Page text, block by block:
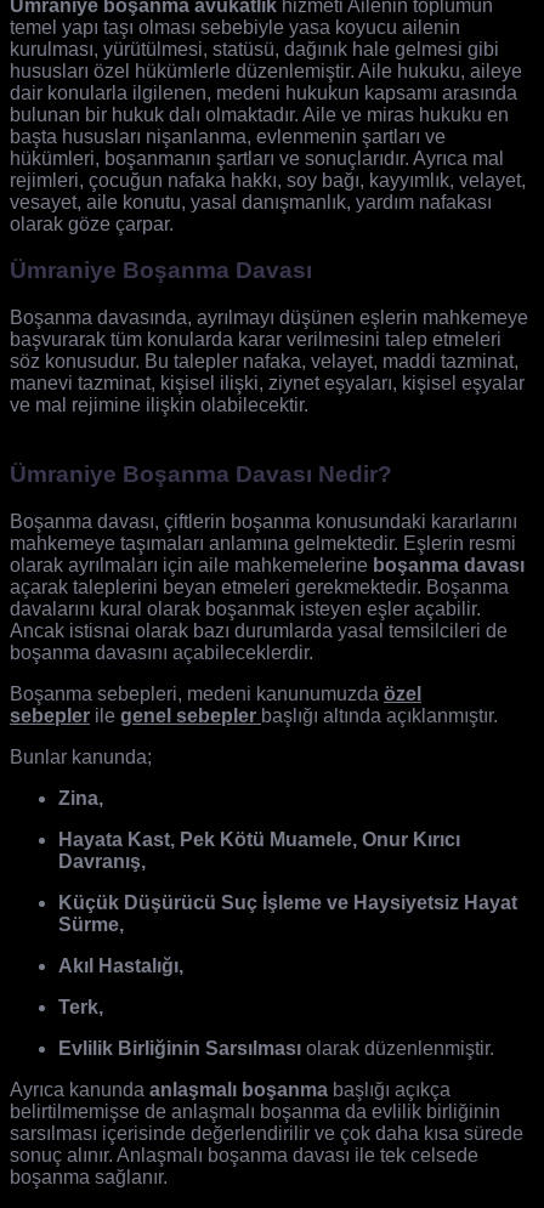
Ümraniye boşanma avukatlık hizmeti Ailenin toplumun
temel yapı taşı olması sebebiyle yasa koyucu ailenin
kurulması, yürütülmesi, statüsü, dağınık hale gelmesi gibi
hususları özel hükümlerle düzenlemiştir. Aile hukuku, aileye
dair konularla ilgilenen, medeni hukukun kapsamı arasında
bulunan bir hukuk dalı olmaktadır. Aile ve miras hukuku en
başta hususları nişanlanma, evlenmenin şartları ve
hükümleri, boşanmanın şartları ve sonuçlarıdır. Ayrıca mal
rejimleri, çocuğun nafaka hakkı, soy bağı, kayyımlık, velayet,
vesayet, aile konutu, yasal danışmanlık, yardım nafakası
olarak göze çarpar.
Ümraniye Boşanma Davası
Boşanma davasında, ayrılmayı düşünen eşlerin mahkemeye
başvurarak tüm konularda karar verilmesini talep etmeleri
söz konusudur. Bu talepler nafaka, velayet, maddi tazminat,
manevi tazminat, kişisel ilişki, ziynet eşyaları, kişisel eşyalar
ve mal rejimine ilişkin olabilecektir.
Ümraniye Boşanma Davası Nedir?
Boşanma davası, çiftlerin boşanma konusundaki kararlarını
mahkemeye taşımaları anlamına gelmektedir. Eşlerin resmi
olarak ayrılmaları için aile mahkemelerine boşanma davası
açarak taleplerini beyan etmeleri gerekmektedir. Boşanma
davalarını kural olarak boşanmak isteyen eşler açabilir.
Ancak istisnai olarak bazı durumlarda yasal temsilcileri de
boşanma davasını açabileceklerdir.
Boşanma sebepleri, medeni kanunumuzda özel
sebepler ile genel sebepler başlığı altında açıklanmıştır.
Bunlar kanunda;
Zina,
Hayata Kast, Pek Kötü Muamele, Onur Kırıcı
Davranış,
Küçük Düşürücü Suç İşleme ve Haysiyetsiz Hayat
Sürme,
Akıl Hastalığı,
Terk,
Evlilik Birliğinin Sarsılması olarak düzenlenmiştir.
Ayrıca kanunda anlaşmalı boşanma başlığı açıkça
belirtilmemişse de anlaşmalı boşanma da evlilik birliğinin
sarsılması içerisinde değerlendirilir ve çok daha kısa sürede
sonuç alınır. Anlaşmalı boşanma davası ile tek celsede
boşanma sağlanır.